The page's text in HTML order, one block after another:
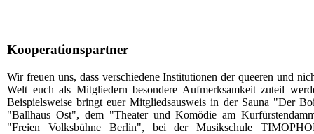
Kooperationspartner
Wir freuen uns, dass verschiedene Institutionen der queeren und
Welt euch als Mitgliedern besondere Aufmerksamkeit zuteil
Beispielsweise bringt euer Mitgliedsausweis in der Sauna "Der
"Ballhaus Ost", dem "Theater und Komödie am
"Freien Volksbühne Berlin", bei der Musikschule